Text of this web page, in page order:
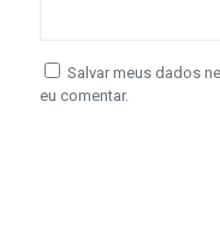
Salvar meus dados
eu comentar.